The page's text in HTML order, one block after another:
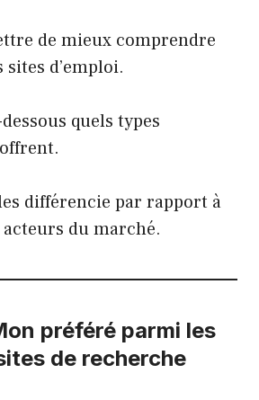
de mieux comprendre
d’emploi.
quels types
différencie par rapport à
du marché.
préféré parmi les
de recherche